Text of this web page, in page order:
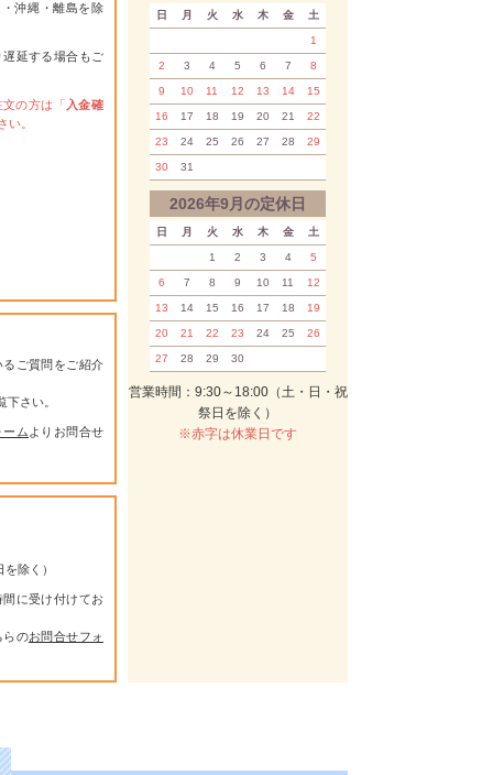
沖縄・離島を除
延する場合もご
の方は「 入金確
い。
ご質問をご紹介
下さい。
ーム よりお問合せ
除く）
に受け付けてお
らのお問合せフォ
日 月 火 水 木 金 土
1
2 3 4 5 6 7 8
9 10 11 12 13 14 15
16 17 18 19 20 21 22
23 24 25 26 27 28 29
30 31
2026年9月の定休日
日 月 火 水 木 金 土
1 2 3 4 5
6 7 8 9 10 11 12
13 14 15 16 17 18 19
20 21 22 23 24 25 26
27 28 29 30
営業時間：9:30～18:00（土・日・祝
祭日を除く）
※赤字は休業日です